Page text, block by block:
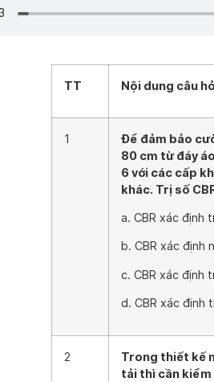
TT Nội dung câu
1
Để đảm bảo
80 cm từ đáy
6 với các cấp
khác. Trị số
a. CBR xác định
b. CBR xác định
c. CBR xác định
d. CBR xác định
2
Trong thiết kế
tải thì cần